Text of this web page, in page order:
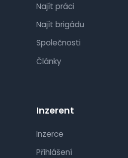
Najít práci
Najít brigádu
Společnosti
Články
Inzerent
Inzerce
Přihlášení